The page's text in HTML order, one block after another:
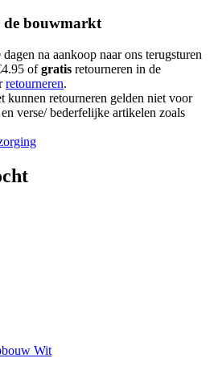
de bouwmarkt
na aankoop naar ons terugsturen
ofgratis retourneren in de
retourneren.
kunnen retourneren gelden niet voor
verse/ bederfelijke artikelen zoals
Wit